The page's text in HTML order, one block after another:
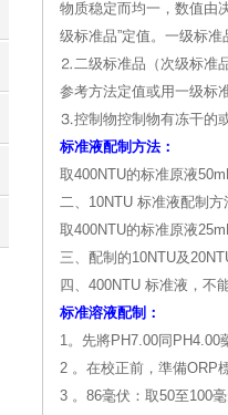
物质稳定而均一，数值由
级标准品”定值。一级标
⒉二级标准品（次级标准
参考方法定值或用一级标
⒊控制物控制物有冻干的
标准液配制方法：
取400NTU的标准原液
二、10NTU 标准液配制方
取400NTU的标准原液
三、配制的10NTU及
四、400NTU 标准液，不
标准溶液配制：
1。先將PH7.00同PH4.00
2 。在校正前，準備ORP
3 。86毫伏：取50至100